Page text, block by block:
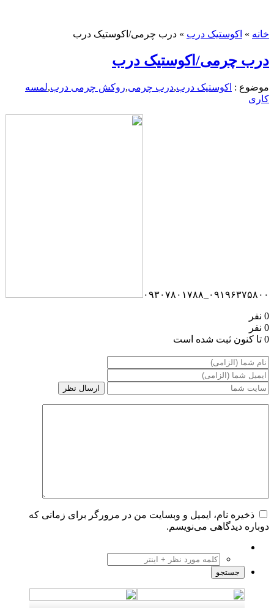
خانه » اکوستیک درب » درب چرمی/اکوستیک درب
درب چرمی/اکوستیک درب
موضوع : اکوستیک درب,درب چرمی,روکش چرمی درب,لمسه
کاری
۰۹۱۹۶۳۷۵۸۰۰_۰۹۳۰۷۸۰۱۷۸۸
0 نفر
0 نفر
0 تا کنون ثبت شده است
ذخیره نام، ایمیل و وبسایت من در مرورگر برای زمانی که
دوباره دیدگاهی می‌نویسم.